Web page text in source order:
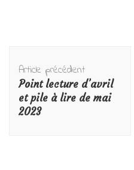
d'article
Article précédent
Point lecture d’avril
et pile à lire de mai
2023